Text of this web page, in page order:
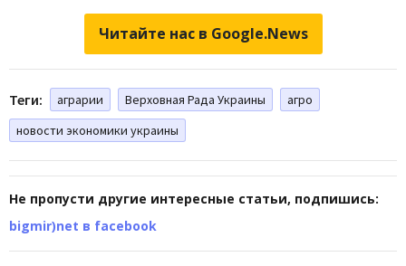
Читайте нас в Google.News
Теги: аграрии Верховная Рада Украины
агро
новости экономики украины
Не пропусти другие интересные статьи, подпишись:
bigmir)net в facebook